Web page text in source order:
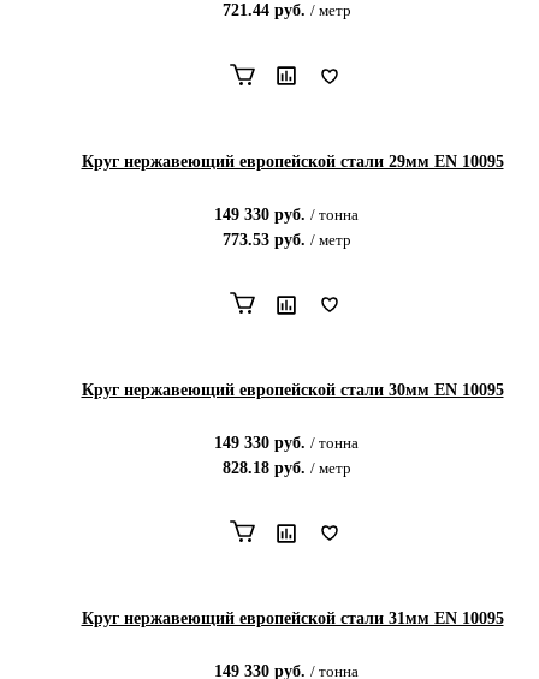
721.44руб. / метр
Круг нержавеющий европейской стали 29мм EN 10095
149 330 руб. / тонна
773.53руб. / метр
Круг нержавеющий европейской стали 30мм EN 10095
149 330 руб. / тонна
828.18руб. / метр
Круг нержавеющий европейской стали 31мм EN 10095
149 330 руб. / тонна